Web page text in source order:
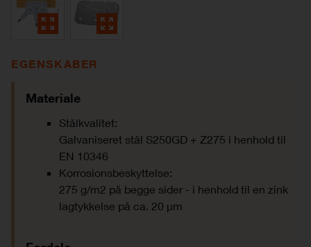
EGENSKABER
Materiale
Stålkvalitet:
Galvaniseret stål S250GD + Z275 i henhold til
EN 10346
Korrosionsbeskyttelse:
275 g/m2 på begge sider - i henhold til en zink
lagtykkelse på ca. 20 μm